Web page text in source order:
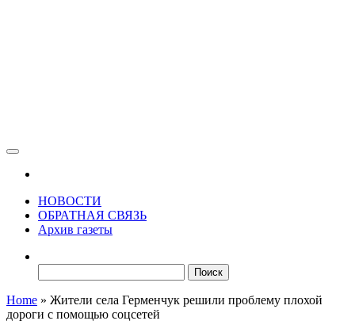
НОВОСТИ
ОБРАТНАЯ СВЯЗЬ
Архив газеты
Home » Жители села Герменчук решили проблему плохой
дороги с помощью соцсетей